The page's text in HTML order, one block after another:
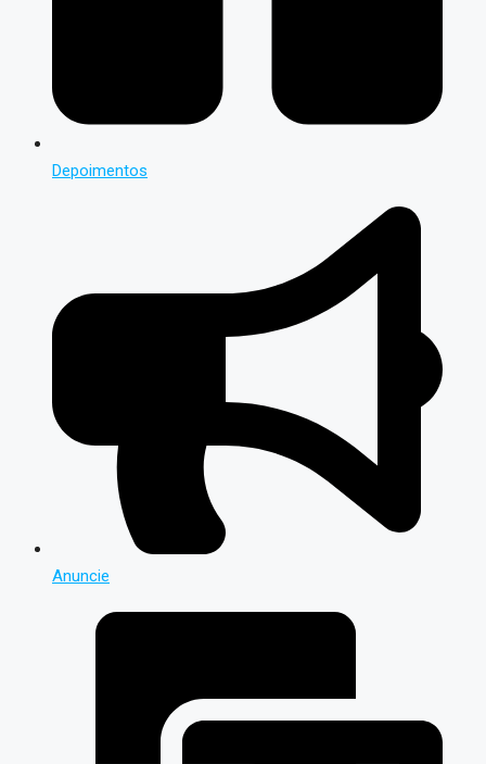
Depoimentos
Anuncie